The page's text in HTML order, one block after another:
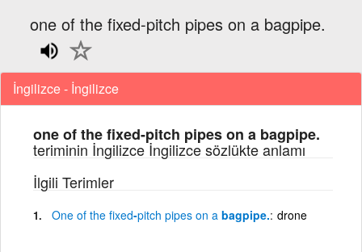
one of the fixed-pitch pipes on a bagpipe.
İngilizce - İngilizce
one of the fixed-pitch pipes on a bagpipe.
teriminin İngilizce İngilizce sözlükte anlamı
İlgili Terimler
One of the fixed-pitch pipes on a bagpipe. drone